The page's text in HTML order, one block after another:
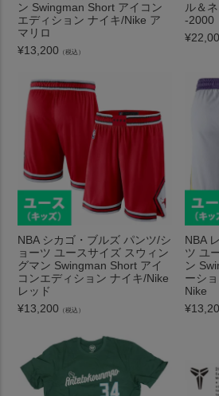
ン Swingman Short アイコン
エディション ナイキ/Nike ア
マリロ
¥13,200 （税込）
ル＆
-2000
¥
NBA シカゴ・ブルズ パンツ/シ
ョーツ ユースサイズ スウィン
グマン Swingman Short アイ
コンエディション ナイキ/Nike
レッド
¥13,200 （税込）
NBA
ツ ユ
ン
ーシ
Nike
¥